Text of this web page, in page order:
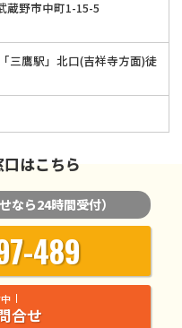
蔵野市中町1-15-5
三鷹駅」北口(吉祥寺方面)徒
はこちら
なら24時間受付）
489
合せ